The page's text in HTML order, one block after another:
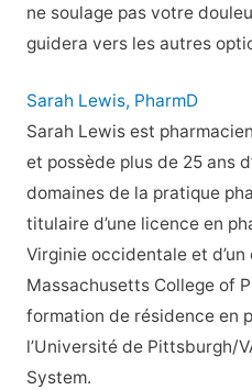
ne soulage pas votre
guidera vers les autres
Sarah Lewis, PharmD
Sarah Lewis est
et possède plus de 25 ans
domaines de la pratique
titulaire d’une licence en
Virginie occidentale et
Massachusetts College of
formation de résidence en
l’Université de Pittsburgh/
System.